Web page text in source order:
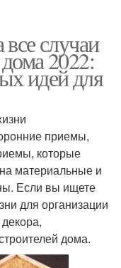
случаи
2022:
идей для
приемы,
которые
материальные и
Если вы ищете
для организации
дома.